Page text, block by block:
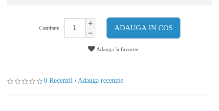
Cantitate ADAUGA IN COS
Adauga la favorite
0 Recenzii /Adauga recenzie